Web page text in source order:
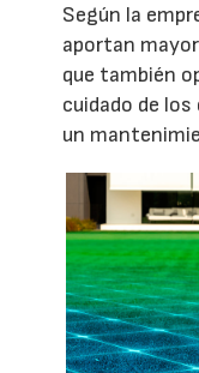
Según la
aportan
que también
cuidado de
un